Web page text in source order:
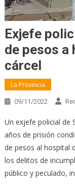
Exjefe
de pesos a
cárcel
La Provincia
09/11/2022
Un exjefe policial de
años de prisión
de pesos al hospital
los delitos de
público y peculado,